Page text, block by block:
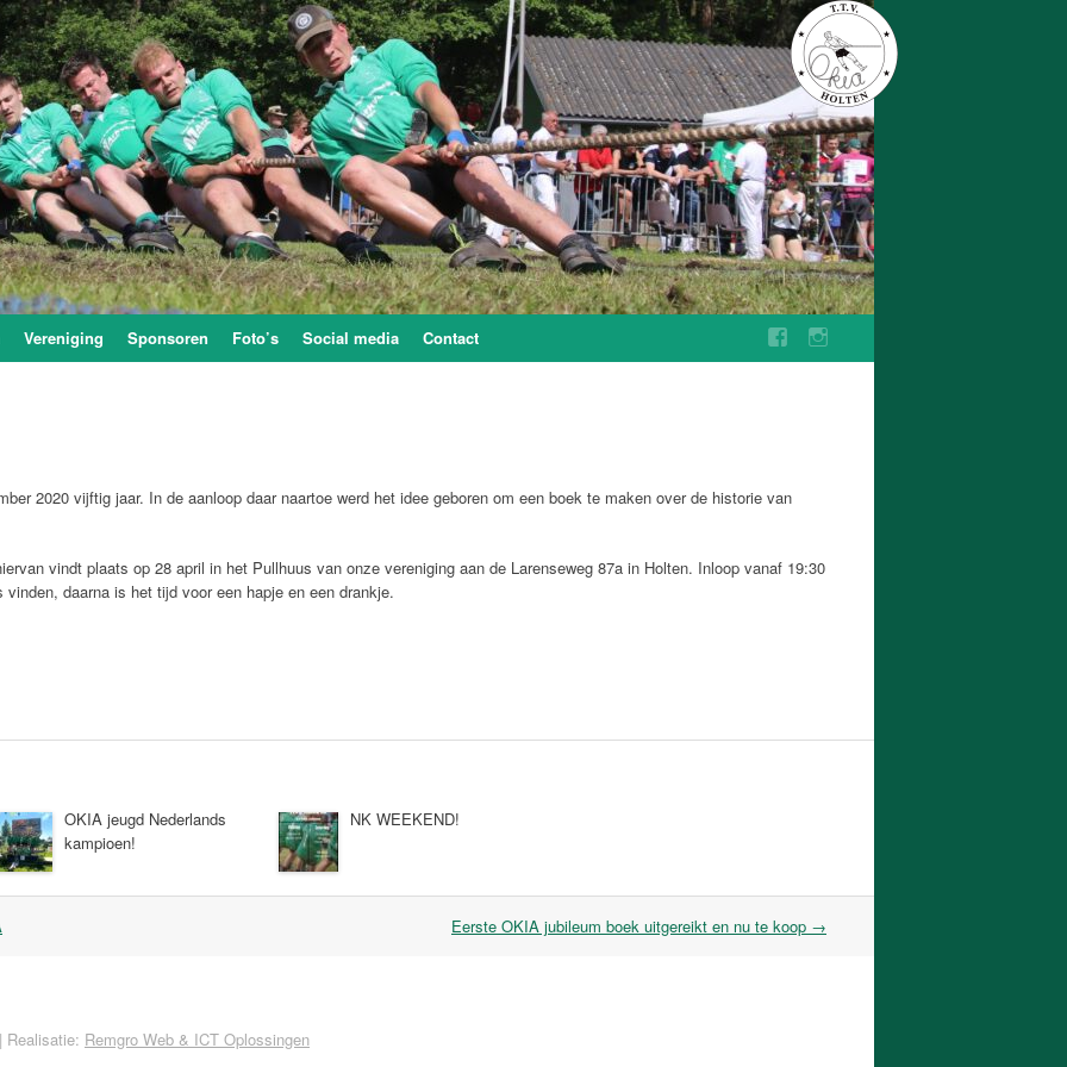
Vereniging Sponsoren Foto’s Social media Contact
2020 vijftig jaar. In de aanloop daar naartoe werd het idee geboren om een boek te maken over de historie van
vindt plaats op 28 april in het Pullhuus van onze vereniging aan de Larenseweg 87a in Holten. Inloop vanaf 19:30
daarna is het tijd voor een hapje en een drankje.
OKIA jeugd Nederlands
kampioen!
NK WEEKEND!
Eerste OKIA jubileum boek uitgereikt en nu te koop →
| Realisatie: Remgro Web & ICT Oplossingen